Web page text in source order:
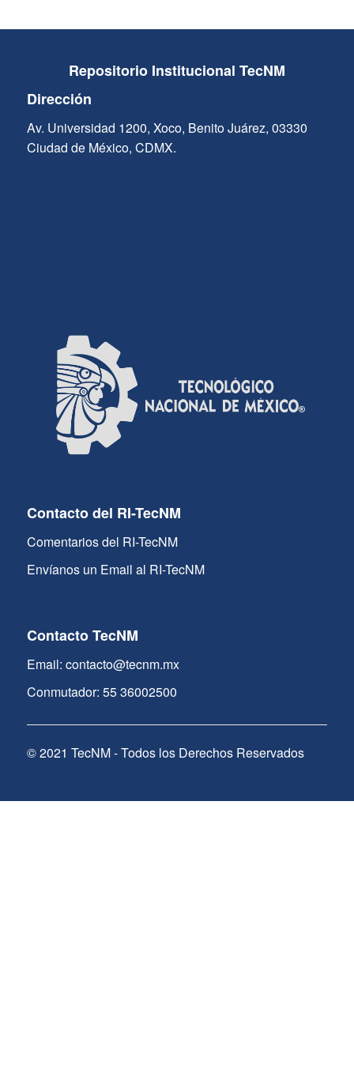
Repositorio Institucional TecNM
Dirección
Av. Universidad 1200, Xoco, Benito Juárez, 03330
Ciudad de México, CDMX.
Contacto del RI-TecNM
Comentarios del RI-TecNM
Envíanos un Email al RI-TecNM
Contacto TecNM
Email: contacto@tecnm.mx
Conmutador: 55 36002500
© 2021 TecNM - Todos los Derechos Reservados